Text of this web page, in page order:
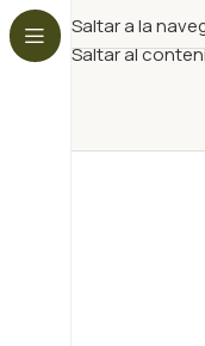
Saltar a la
Saltar al